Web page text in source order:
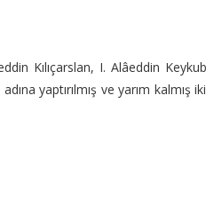
Kılıçarslan, I. Alâeddin
yaptırılmış ve yarım kalmış